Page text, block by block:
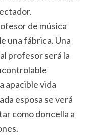
de música
una fábrica. Una
profesor será la
apacible vida
esposa se verá
como doncella a